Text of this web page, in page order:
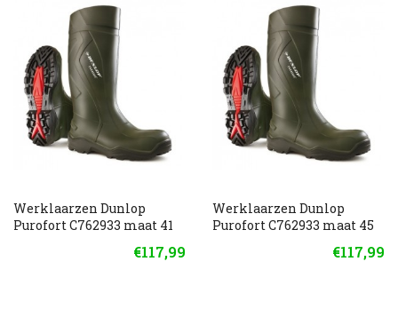
Werklaarzen Dunlop
Purofort C762933 maat 41
€117,99
Werklaarzen Dunlop
Purofort C762933 maat 45
€117,99